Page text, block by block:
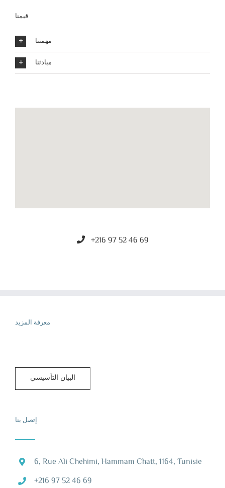
قيمنا
مهمتنا
مبادئنا
+216 97 52 46 69
معرفة المزيد
البيان التأسيسي
إتصل بنا
6, Rue Ali Chehimi, Hammam Chatt, 1164, Tunisie
+216 97 52 46 69